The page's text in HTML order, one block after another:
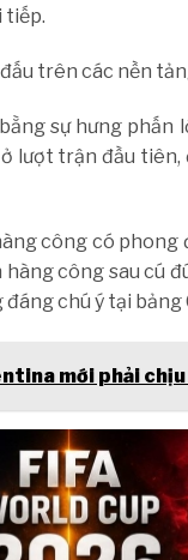
tiếp.
trên các nền
sự hưng
lượt trận đầu
công có
công sau cú
chú ý tại bảng
mới phải